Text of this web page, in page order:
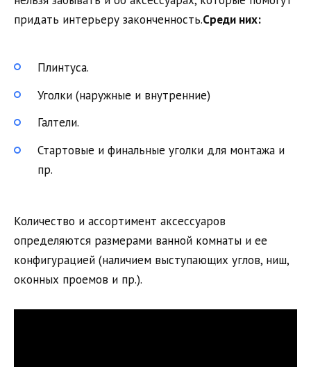
придать интерьеру законченность.Среди них:
Плинтуса.
Уголки (наружные и внутренние)
Галтели.
Стартовые и финальные уголки для монтажа и
пр.
Количество и ассортимент аксессуаров
определяются размерами ванной комнаты и ее
конфигурацией (наличием выступающих углов, ниш,
оконных проемов и пр.).